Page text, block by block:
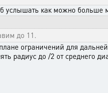
б услышать как можно
до 11.
ограничений для
радиус до /2 от среднего